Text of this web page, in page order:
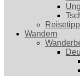
Wandern